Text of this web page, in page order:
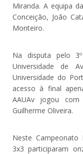
Miranda. A equipa
Conceição, João
Monteiro.
Na disputa pelo
Universidade de
Universidade do
acesso à final
AAUAv jogou
Guilherme Oliveira.
Neste Campeonato
3x3 participaram